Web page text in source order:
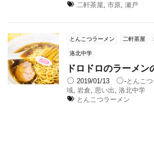
二軒茶屋 ,市原 ,瀬戸
とんこつラーメン 二軒茶屋
洛北中学
ドロドロのラーメン
2019/01/13 -とんこ
域 岩倉 思い出
洛北中学
とんこつラーメン